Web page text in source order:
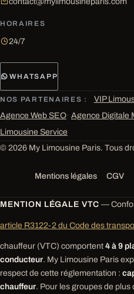
HORAIRES
24/7
WHATSAPP
NOS PARTENAIRES : VIP
Agence Web SEO· Agence Digitale
Limousine Service
© 2026 My Limousine Paris. Tous
Mentions légales CGV
MENTION LÉGALE VTC —
article R3122-2 du Code des
chauffeur (VTC) comportent 4 à 9
conducteur. My Limousine Paris
respect de cette réglementation :
chauffeur. Pour les groupes de